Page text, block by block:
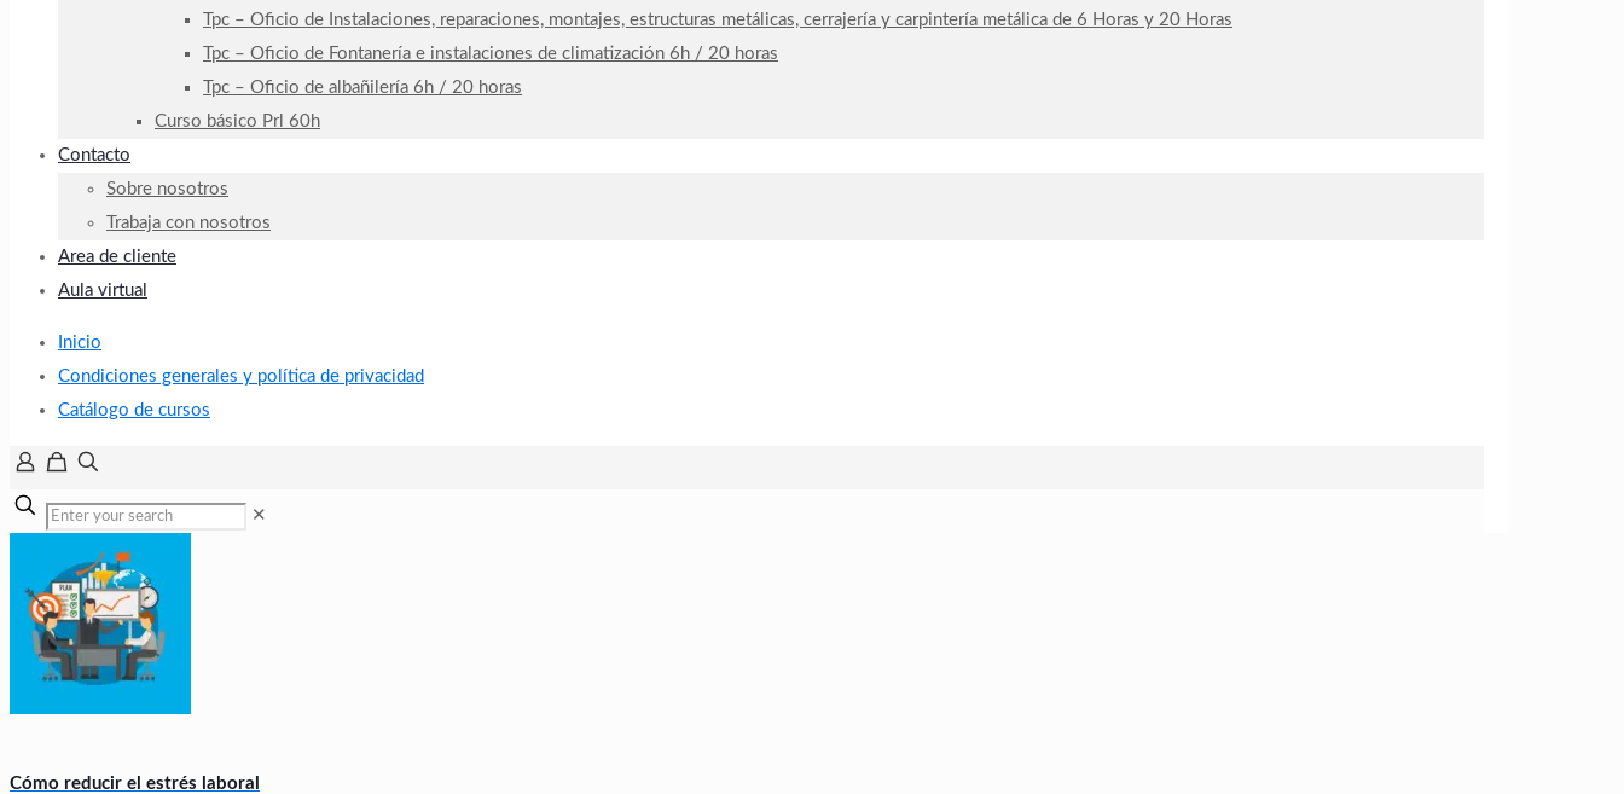
Tpc – Oficio de Instalaciones, reparaciones, montajes, estructuras metálicas, cerrajería y carpintería metálica de 6 Horas y 20 Horas
Tpc – Oficio de Fontanería e instalaciones de climatización 6h / 20 horas
Tpc – Oficio de albañilería 6h / 20 horas
Curso básico Prl 60h
Contacto
Sobre nosotros
Trabaja con nosotros
Area de cliente
Aula virtual
Inicio
Condiciones generales y política de privacidad
Catálogo de cursos
✕
Cómo reducir el estrés laboral